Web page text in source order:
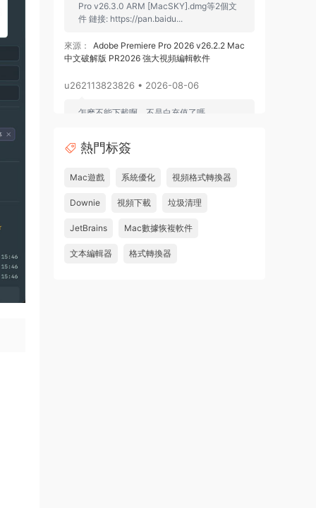
Pro v26.3.0 ARM [MacSKY].dmg等2個文
件 鏈接: https://pan.baidu...
來源：
Adobe Premiere Pro 2026 v26.2.2 Mac
中文破解版 PR2026 強大視頻編輯軟件
u262113823826 • 2026-08-06
怎麽不能下載啊，不是白充值了嗎
來源：
Adobe Premiere Pro 2026 v26.2.2 Mac
中文破解版 PR2026 強大視頻編輯軟件
u604731536624 • 2026-07-15
中文破解版
熱門标簽
Mac遊戲 系統優化 視頻格式轉換器
Downie 視頻下載 垃圾清理
JetBrains Mac數據恢複軟件
文本編輯器 格式轉換器